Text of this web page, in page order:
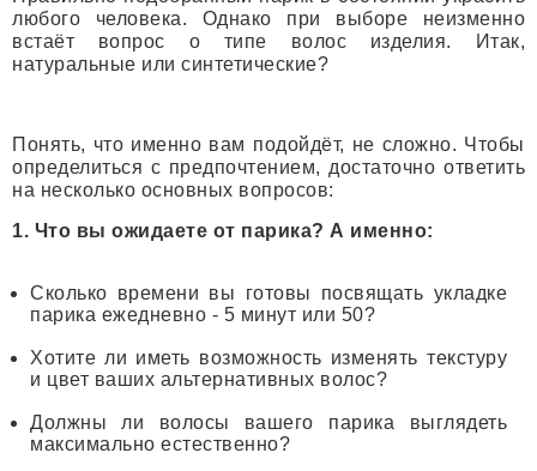
любого человека. Однако при выборе неизменно
встаёт вопрос о типе волос изделия. Итак,
натуральные или синтетические?
Понять, что именно вам подойдёт, не сложно. Чтобы
определиться с предпочтением, достаточно ответить
на несколько основных вопросов:
1. Что вы ожидаете от парика? А именно:
Сколько времени вы готовы посвящать укладке
парика ежедневно - 5 минут или 50?
Хотите ли иметь возможность изменять текстуру
и цвет ваших альтернативных волос?
Должны ли волосы вашего парика выглядеть
максимально естественно?